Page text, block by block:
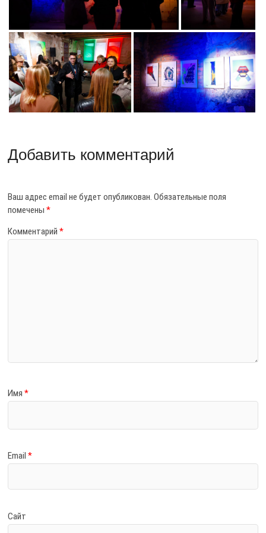
Добавить комментарий
Ваш адрес email не будет опубликован. Обязательные поля
помечены*
Комментарий*
Имя*
Email*
Сайт